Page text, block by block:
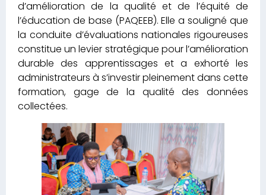
d’amélioration de la qualité et de l’équité de
l’éducation de base (PAQEEB). Elle a souligné que
la conduite d’évaluations nationales rigoureuses
constitue un levier stratégique pour l’amélioration
durable des apprentissages et a exhorté les
administrateurs à s’investir pleinement dans cette
formation, gage de la qualité des données
collectées.